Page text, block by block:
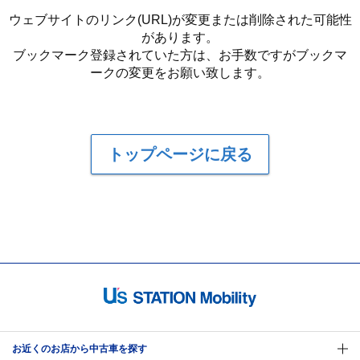
ウェブサイトのリンク(URL)が変更または削除された可能性
があります。
ブックマーク登録されていた方は、お手数ですがブックマ
ークの変更をお願い致します。
トップページに戻る
お近くのお店から中古車を探す